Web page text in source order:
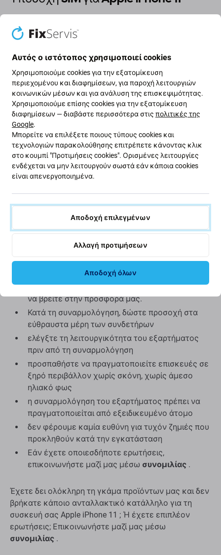
Εάν χάσατε ή καταστράφηκε η
συσκευή σας Apple iPhone 11 , αυτό είναι το εξάρτημα
σε λειτουργία χωρίς ζημιά.
Ποιότητα ανταλλακτικών
Ποιότητα: Aftermarket- Τα ανταλλακτικά που
πωλούνται ως Aftermarket κατασκευάζονται
σύμφωνα με τα ίδια πρότυπα, προδιαγραφές και
υλικά με τα πρωτότυπα. Αυτό είναι ένα αντίγραφο
του πρωτότυπου και το ανταλλακτικό που
παραδίδεται ως Aftermarket ενδέχεται (σε ​​σπάνιες
περιπτώσεις) να έχει ελάχιστες διακυμάνσεις στη
λειτουργικότητα, την ποιότητα ή την εμφάνιση. Για να
μάθετε περισσότερα σχετικά με την ποιότητα,
διαβάστε το ιστολόγιό μας όπου εστιάζουμε στην
ποιότητα με περισσότερες λεπτομέρειες.
Συναρμολόγηση και συμβουλές:
Για τη συναρμολόγηση ή την αποσυναρμολόγηση
απαιτούνται ειδικά εργαλεία, τα οποία μπορείτε
να βρείτε στην προσφορά μας.
Κατά τη συναρμολόγηση, δώστε προσοχή στα
εύθραυστα μέρη των συνδετήρων
ελέγξτε τη λειτουργικότητα του εξαρτήματος
πριν από τη συναρμολόγηση
προσπαθήστε να πραγματοποιείτε επισκευές σε
ξηρό περιβάλλον χωρίς σκόνη, χωρίς άμεσο
ηλιακό φως
η συναρμολόγηση του εξαρτήματος πρέπει να
πραγματοποιείται από εξειδικευμένο άτομο
δεν φέρουμε καμία ευθύνη για τυχόν ζημιές που
προκληθούν κατά την εγκατάσταση
Εάν έχετε οποιεσδήποτε ερωτήσεις,
επικοινωνήστε μαζί μας μέσω συνομιλίας .
Έχετε δει ολόκληρη τη γκάμα προϊόντων μας και δεν
βρήκατε κάποιο ανταλλακτικό κατάλληλο για τη
συσκευή σας Apple iPhone 11 ; Ή έχετε επιπλέον
ερωτήσεις; Επικοινωνήστε μαζί μας μέσω
συνομιλίας .
Αυτός ο ιστότοπος χρησιμοποιεί cookies
Χρησιμοποιούμε cookies για την εξατομίκευση
περιεχομένου και διαφημίσεων, για παροχή λειτουργιών
κοινωνικών μέσων και για ανάλυση της επισκεψιμότητας.
Χρησιμοποιούμε επίσης cookies για την εξατομίκευση
διαφημίσεων — διαβάστε περισσότερα στις πολιτικές της
Google.
Μπορείτε να επιλέξετε ποιους τύπους cookies και
τεχνολογιών παρακολούθησης επιτρέπετε κάνοντας κλικ
στο κουμπί "Προτιμήσεις cookies". Ορισμένες λειτουργίες
ενδέχεται να μην λειτουργούν σωστά εάν κάποια cookies
είναι απενεργοποιημένα.
Αποδοχή επιλεγμένων
Αλλαγή προτιμήσεων
Αποδοχή όλων